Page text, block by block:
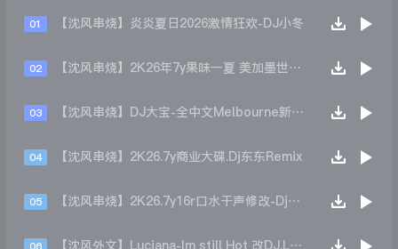
01 【沈风串烧】炎炎夏日2026激情狂欢-DJ小冬
02 【沈风串烧】2K26年7y果味一夏 美加墨世界杯主题跳舞派对专辑 - Dj.阿帅
03 【沈风串烧】DJ大宝-全中文Melbourne新弹跳一飞冲天重低音上劲风暴MUSIC慢摇大碟
04 【沈风串烧】2K26.7y商业大碟.Dj东东Remix
05 【沈风串烧】2K26.7y16r口水干声修改-Dj东东Remix
【沈风外文】Luciana-Im still Hot 改DJ.LoZe